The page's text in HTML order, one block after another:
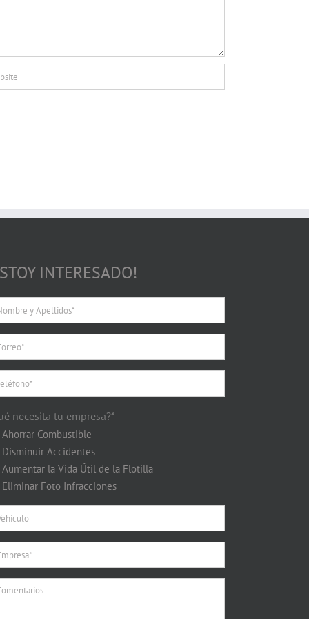
INTERESADO!
necesita tu empresa?*
Ahorrar Combustible
Disminuir Accidentes
Aumentar la Vida Útil de la Flotilla
Eliminar Foto Infracciones